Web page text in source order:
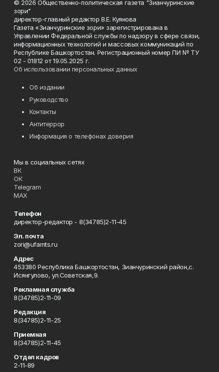
© 2026 Общественно-политическая газета "Зианчуринские
зори"
директор-главный редактор В.Е. Куянова
Газета «Зианчуринские зори» зарегистрирована в
Управлении Федеральной службы по надзору в сфере связи,
информационных технологий и массовых коммуникаций по
Республике Башкортостан. Регистрационный номер ПИ № ТУ
02 - 01812 от 19.05.2025 г.
Об использовании персональных данных
Об издании
Руководство
Контакты
Антитеррор
Информация о телефонах доверия
Мы в социальных сетях
ВК
ОК
Telegram
MAX
Телефон
директор-редактор - 8(34785)2-11-45
Эл. почта
zori@ufamts.ru
Адрес
453380 Республика Башкортостан, Зианчуринский район,с.
Исянгулово, ул.Советская,9.
Рекламная служба
8(34785)2-11-09
Редакция
8(34785)2-11-25
Приемная
8(34785)2-11-45
Отдел кадров
2-11-89